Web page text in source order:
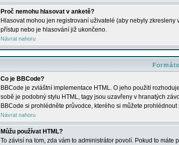
Proč nemohu hlasovat v anketě?
Hlasovat mohou jen registrovaní uživatelé (aby nebyly
přístup nebo je hlasování již ukončeno.
Návrat nahoru
Co je BBCode?
BBCode je zvláštní implementace HTML. O jeho použití
sobě je podobný stylu HTML, tagy jsou uzavřeny v hranatých
BBCode si prohlédněte průvodce, kterého si můžete
Návrat nahoru
Můžu používat HTML?
To závisí na tom, zda vám to administrátor povolí. Pokud to máte